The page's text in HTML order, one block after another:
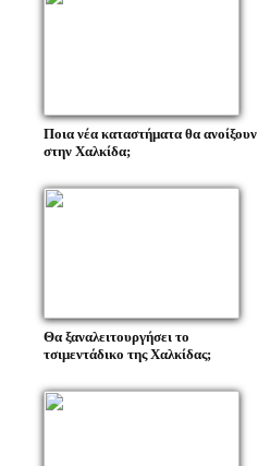
Ποια νέα καταστήματα θα ανοίξουν
στην Χαλκίδα;
Θα ξαναλειτουργήσει το
τσιμεντάδικο της Χαλκίδας;